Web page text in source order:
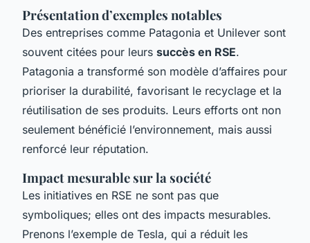
Présentation d’exemples notables
Des entreprises comme Patagonia et Unilever sont
souvent citées pour leurs succès en RSE.
Patagonia a transformé son modèle d’affaires pour
prioriser la durabilité, favorisant le recyclage et la
réutilisation de ses produits. Leurs efforts ont non
seulement bénéficié l’environnement, mais aussi
renforcé leur réputation.
Impact mesurable sur la société
Les initiatives en RSE ne sont pas que
symboliques; elles ont des impacts mesurables.
Prenons l’exemple de Tesla, qui a réduit les